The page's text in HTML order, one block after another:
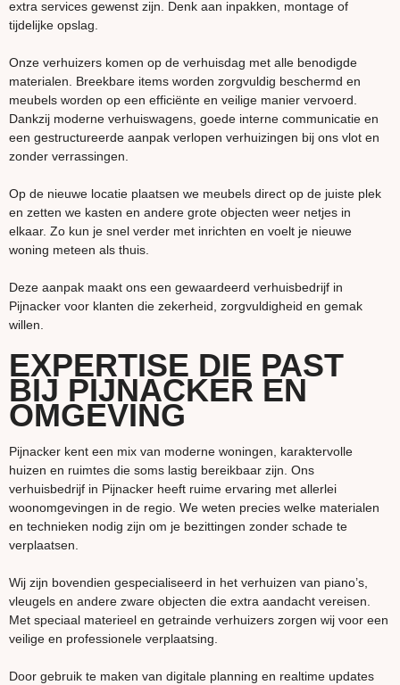
extra services gewenst zijn. Denk aan inpakken, montage of
tijdelijke opslag.
Onze verhuizers komen op de verhuisdag met alle benodigde
materialen. Breekbare items worden zorgvuldig beschermd en
meubels worden op een efficiënte en veilige manier vervoerd.
Dankzij moderne verhuiswagens, goede interne communicatie en
een gestructureerde aanpak verlopen verhuizingen bij ons vlot en
zonder verrassingen.
Op de nieuwe locatie plaatsen we meubels direct op de juiste plek
en zetten we kasten en andere grote objecten weer netjes in
elkaar. Zo kun je snel verder met inrichten en voelt je nieuwe
woning meteen als thuis.
Deze aanpak maakt ons een gewaardeerd verhuisbedrijf in
Pijnacker voor klanten die zekerheid, zorgvuldigheid en gemak
willen.
EXPERTISE DIE PAST
BIJ PIJNACKER EN
OMGEVING
Pijnacker kent een mix van moderne woningen, karaktervolle
huizen en ruimtes die soms lastig bereikbaar zijn. Ons
verhuisbedrijf in Pijnacker heeft ruime ervaring met allerlei
woonomgevingen in de regio. We weten precies welke materialen
en technieken nodig zijn om je bezittingen zonder schade te
verplaatsen.
Wij zijn bovendien gespecialiseerd in het verhuizen van piano’s,
vleugels en andere zware objecten die extra aandacht vereisen.
Met speciaal materieel en getrainde verhuizers zorgen wij voor een
veilige en professionele verplaatsing.
Door gebruik te maken van digitale planning en realtime updates